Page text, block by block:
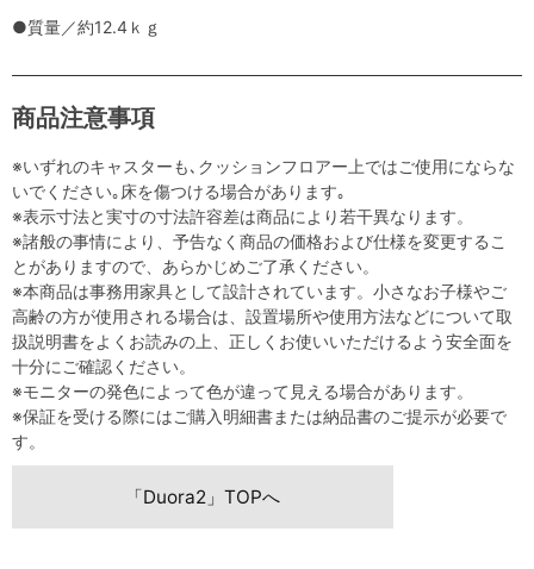
●質量／約12.4ｋｇ
商品注意事項
※いずれのキャスターも､クッションフロアー上ではご使用にならな
いでください｡床を傷つける場合があります｡
※表示寸法と実寸の寸法許容差は商品により若干異なります。
※諸般の事情により、予告なく商品の価格および仕様を変更するこ
とがありますので、あらかじめご了承ください。
※本商品は事務用家具として設計されています。小さなお子様やご
高齢の方が使用される場合は、設置場所や使用方法などについて取
扱説明書をよくお読みの上、正しくお使いいただけるよう安全面を
十分にご確認ください。
※モニターの発色によって色が違って見える場合があります。
※保証を受ける際にはご購入明細書または納品書のご提示が必要で
す。
「Duora2」TOPへ